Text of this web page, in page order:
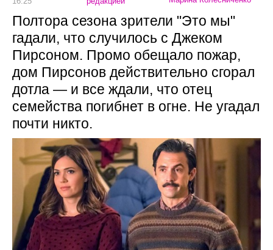
Полтора сезона зрители "Это мы"
гадали, что случилось с Джеком
Пирсоном. Промо обещало пожар,
дом Пирсонов действительно сгорал
дотла — и все ждали, что отец
семейства погибнет в огне. Не угадал
почти никто.